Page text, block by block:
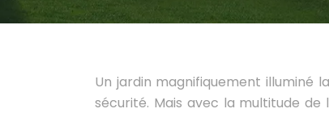
Un jardin magnifiquement illuminé
sécurité. Mais avec la multitude